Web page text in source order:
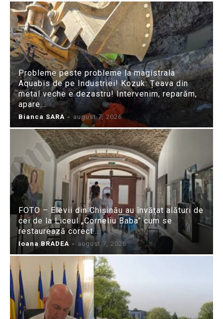
Probleme peste probleme la magistrala
Aquabis de pe Industriei! Kozuk: Țeava din
metal veche e dezastru! Intervenim, reparăm,
apare...
Bianca SARA - august 7, 2026
FOTO – Elevii din Chișinău au învățat alături de
cei de la Liceul „Corneliu Baba” cum se
restaurează corect...
Ioana BRADEA - august 7, 2026